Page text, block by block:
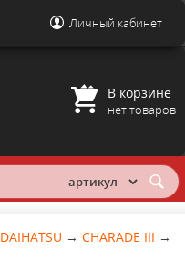
Личный кабинет
В корзине
нет товаров
DAIHATSU → CHARADE III →